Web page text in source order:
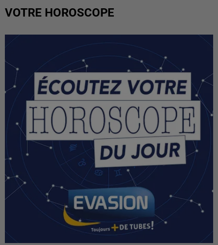
VOTRE HOROSCOPE